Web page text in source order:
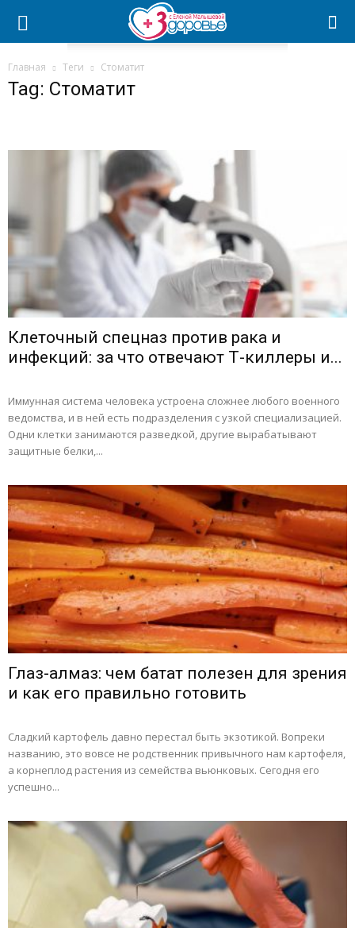
Главная Теги Стоматит
Tag: Стоматит
Клеточный спецназ против рака и
инфекций: за что отвечают Т-киллеры и...
Иммунная система человека устроена сложнее любого военного
ведомства, и в ней есть подразделения с узкой специализацией.
Одни клетки занимаются разведкой, другие вырабатывают
защитные белки,...
Глаз-алмаз: чем батат полезен для зрения
и как его правильно готовить
Сладкий картофель давно перестал быть экзотикой. Вопреки
названию, это вовсе не родственник привычного нам картофеля,
а корнеплод растения из семейства вьюнковых. Сегодня его
успешно...